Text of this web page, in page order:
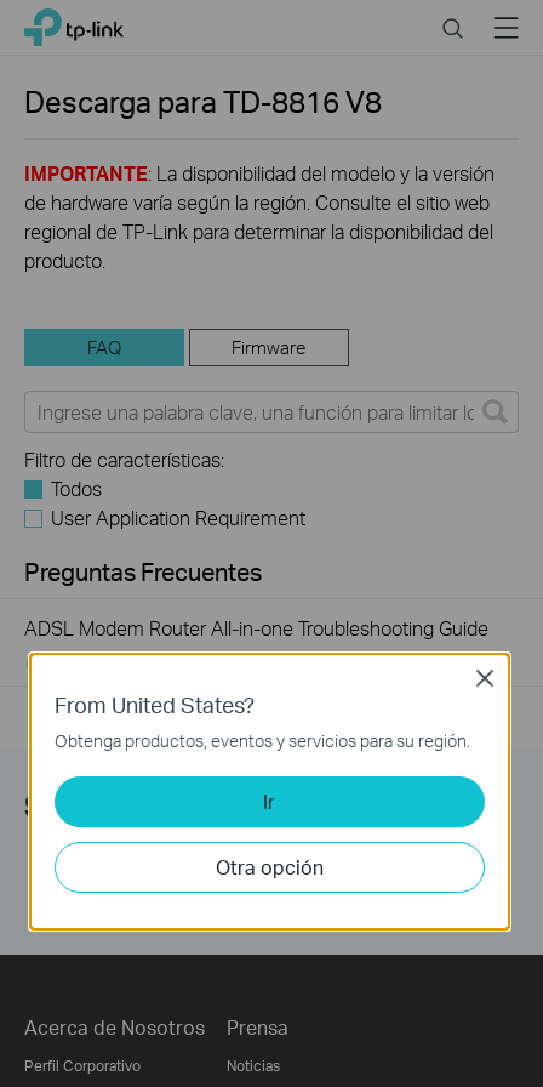
Click
navigation
TP-Link, Reliably Smart SearchMenu
Descarga paraTD-8816V8
IMPORTANTE: La disponibilidad del modelo y la versión
de hardware varía según la región. Consulte el sitio web
regional de TP-Link para determinar la disponibilidad del
producto.
FAQ Firmware
Filtro de características:
Todos
User Application Requirement
Preguntas Frecuentes
ADSL Modem Router All-in-one Troubleshooting Guide
Síguenos
Acerca de Nosotros
Perfil Corporativo
Prensa
Noticias
From United States?
Obtenga productos, eventos y servicios para su región.
Ir
Otra opción
Close